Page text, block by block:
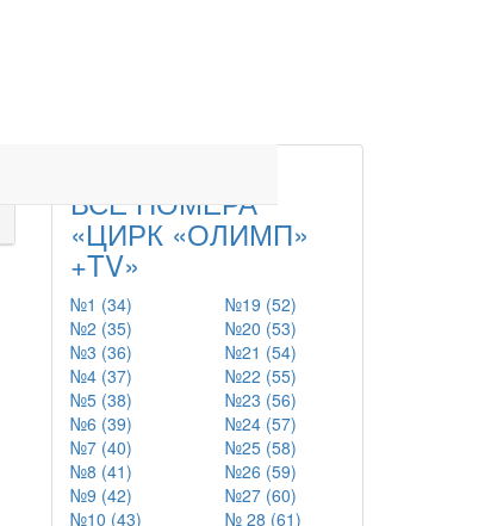
ВСЕ НОМЕРА
«ЦИРК «ОЛИМП»
+TV»
№1 (34)
№2 (35)
№3 (36)
№4 (37)
№5 (38)
№6 (39)
№7 (40)
№8 (41)
№9 (42)
№10 (43)
№19 (52)
№20 (53)
№21 (54)
№22 (55)
№23 (56)
№24 (57)
№25 (58)
№26 (59)
№27 (60)
№ 28 (61)